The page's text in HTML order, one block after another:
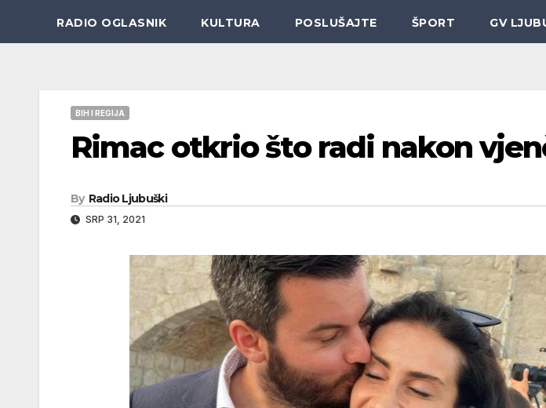
RADIO OGLASNIK KULTURA POSLUŠAJTE ŠPORT GV
BIH I REGIJA
Rimac otkrio što radi nakon
By Radio Ljubuški
SRP 31, 2021